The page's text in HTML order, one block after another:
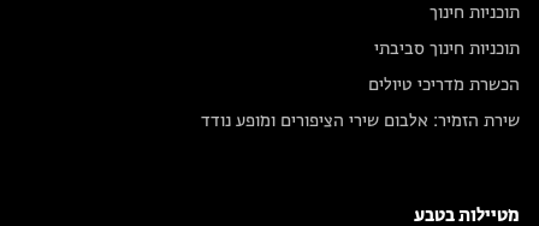
תוכניות חינוך
תוכניות חינוך סביבתי
הכשרת מדריכי טיולים
שירת הזמיר: אלבום שירי הציפורים ומופע נודד
מטיילות בטבע